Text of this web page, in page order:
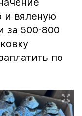
и вяленую
за 500-800
по